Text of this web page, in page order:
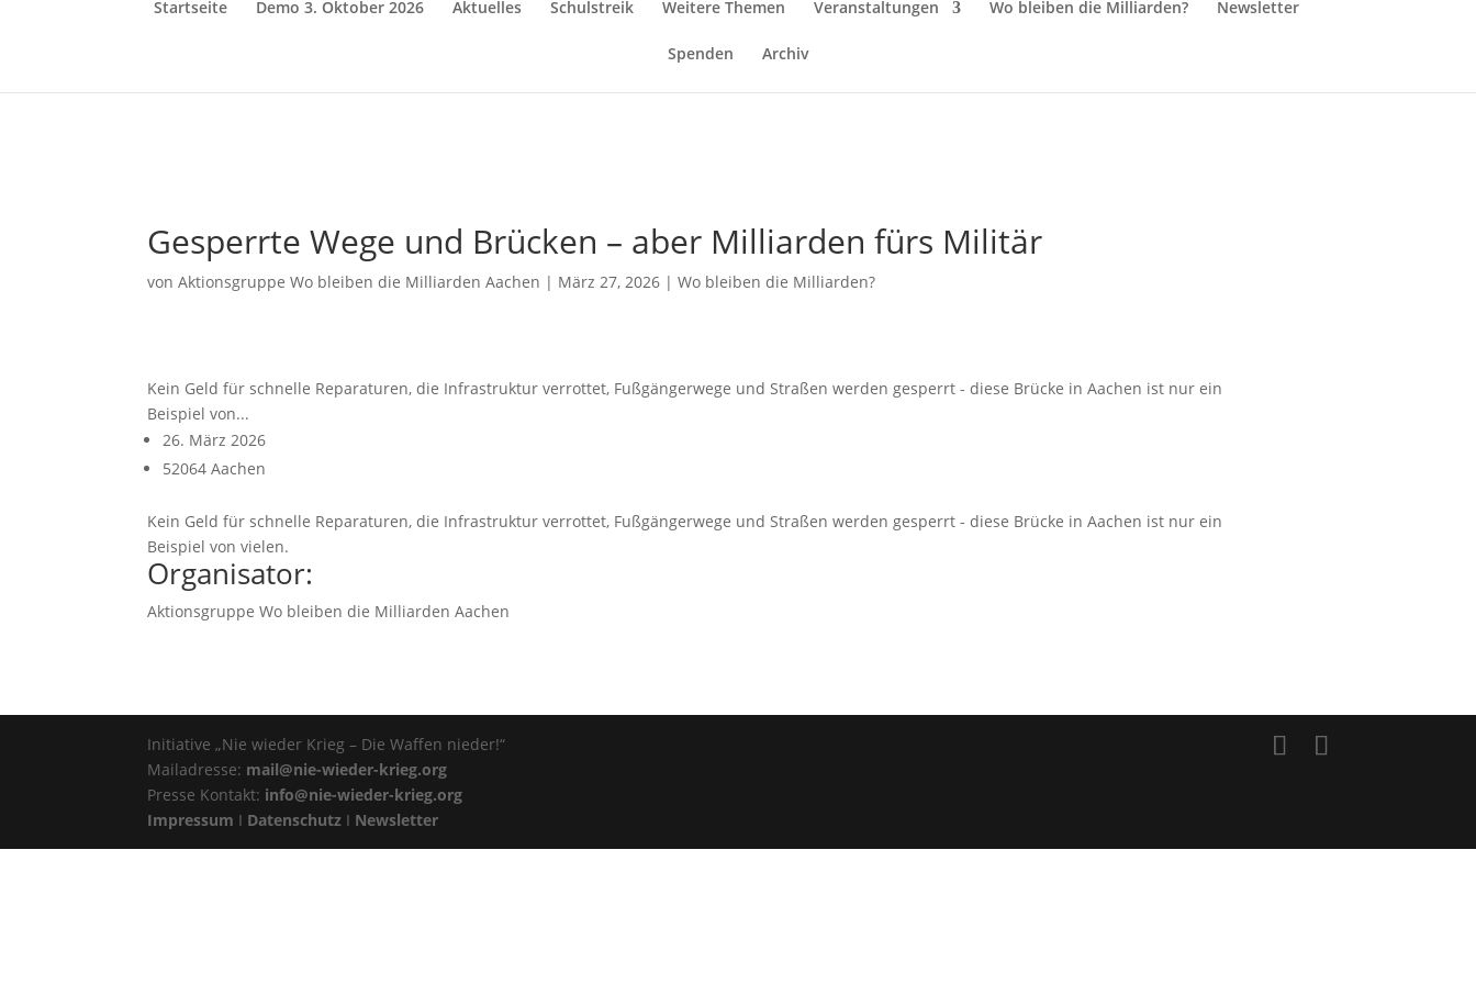
Startseite Demo 3. Oktober 2026 Aktuelles Schulstreik Weitere Themen Veranstaltungen Wo bleiben die Milliarden? Newsletter
Spenden Archiv
Gesperrte Wege und Brücken – aber Milliarden fürs Militär
vonAktionsgruppe Wo bleiben die Milliarden Aachen | März 27, 2026 |Wo bleiben die Milliarden?
Kein Geld für schnelle Reparaturen, die Infrastruktur verrottet, Fußgängerwege und Straßen werden gesperrt - diese Brücke in Aachen ist nur ein
Beispiel von...
26. März 2026
52064 Aachen
Kein Geld für schnelle Reparaturen, die Infrastruktur verrottet, Fußgängerwege und Straßen werden gesperrt - diese Brücke in Aachen ist nur ein
Beispiel von vielen.
Organisator:
Aktionsgruppe Wo bleiben die Milliarden Aachen
Initiative „Nie wieder Krieg – Die Waffen nieder!“
Mailadresse: mail@nie-wieder-krieg.org
Presse Kontakt: info@nie-wieder-krieg.org
Impressum I Datenschutz I Newsletter